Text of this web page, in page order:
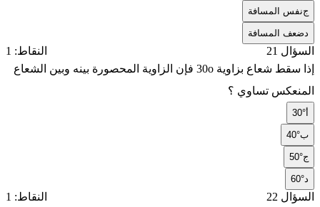
جنفس المسافة
ضعف المسافة
السؤال 21
النقاط: 1
إذا سقط شعاع بزاوية 30o فإن الزاوية المحصورة بينه وبين الشعاع
المنعكس تساوي ؟
30°
ب40°
ج50°
60°
السؤال 22
النقاط: 1